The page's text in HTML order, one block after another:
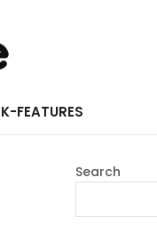
K-FEATURES
Search